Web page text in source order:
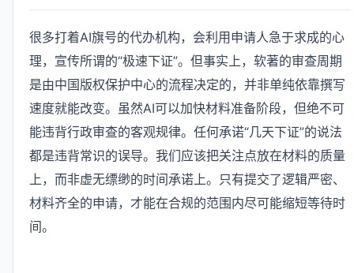
很多打着AI旗号的代办机构，会利用申请人急于求成的心
理，宣传所谓的“极速下证”。但事实上，软著的审查周期
是由中国版权保护中心的流程决定的，并非单纯依靠撰写
速度就能改变。虽然AI可以加快材料准备阶段，但绝不可
能违背行政审查的客观规律。任何承诺“几天下证”的说法
都是违背常识的误导。我们应该把关注点放在材料的质量
上，而非虚无缥缈的时间承诺上。只有提交了逻辑严密、
材料齐全的申请，才能在合规的范围内尽可能缩短等待时
间。